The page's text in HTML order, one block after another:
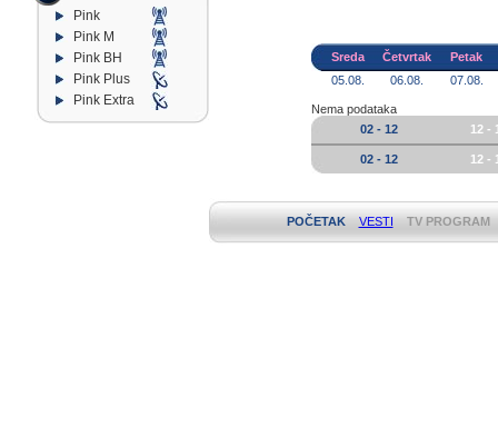
Pink
Pink M
Pink BH
Pink Plus
Pink Extra
Sreda Četvrtak
Petak
05.08.
06.08. 07.08.
Nema podataka
02 - 12
12 -
02 - 12 12 -
POČETAK VESTI TV PROGRAM